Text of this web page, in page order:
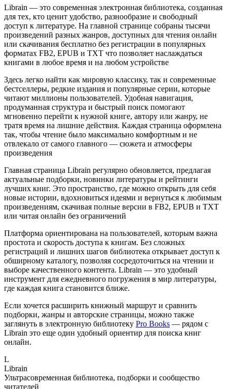
Librain — это современная электронная библиотека, созданная
для тех, кто ценит удобство, разнообразие и свободный
доступ к литературе. На главной странице собраны тысячи
произведений разных жанров, доступных для чтения онлайн
или скачивания бесплатно без регистрации в популярных
форматах FB2, EPUB и TXT что позволяет наслаждаться
книгами в любое время и на любом устройстве
Здесь легко найти как мировую классику, так и современные
бестселлеры, редкие издания и популярные серии, которые
читают миллионы пользователей. Удобная навигация,
продуманная структура и быстрый поиск помогают
мгновенно перейти к нужной книге, автору или жанру, не
тратя время на лишние действия. Каждая страница оформлена
так, чтобы чтение было максимально комфортным и не
отвлекало от самого главного — сюжета и атмосферы
произведения
Главная страница Librain регулярно обновляется, предлагая
актуальные подборки, новинки литературы и рейтинги
лучших книг. Это пространство, где можно открыть для себя
новые истории, вдохновиться идеями и вернуться к любимым
произведениям, скачивая полные версии в FB2, EPUB и TXT
или читая онлайн без ограничений
Платформа ориентирована на пользователей, которым важна
простота и скорость доступа к книгам. Без сложных
регистраций и лишних шагов библиотека открывает доступ к
обширному каталогу, позволяя сосредоточиться на чтении и
выборе качественного контента. Librain — это удобный
инструмент для ежедневного погружения в мир литературы,
где каждая книга становится ближе.
Если хочется расширить книжный маршрут и сравнить
подборки, жанры и авторские страницы, можно также
заглянуть в электронную библиотеку Pro Books — рядом с
Librain это еще один удобный ориентир для поиска книг
онлайн.
L
Librain
Ультрасовременная библиотека, подборки и сообщество
читателей